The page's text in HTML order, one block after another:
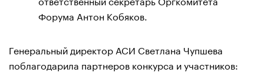
Форума Антон Кобяков.
Генеральный директор АСИ Светлана Чупшева
поблагодарила партнеров конкурса и участников: